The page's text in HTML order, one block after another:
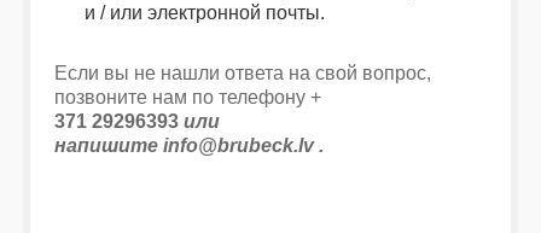
и / или электронной почты.
Если вы не нашли ответа на свой вопрос,
позвоните нам по телефону +
371 29296393 или
напишите info@brubeck.lv.